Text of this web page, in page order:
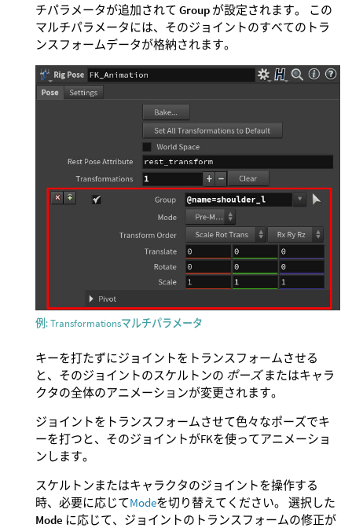
チパラメータが追加されて Group が設定されます。 この
マルチパラメータには、そのジョイントのすべてのトラ
ンスフォームデータが格納されます。
例: Transformationsマルチパラメータ
キーを打たずにジョイントをトランスフォームさせる
と、そのジョイントのスケルトンの ポーズまたはキャラ
クタの全体のアニメーションが変更されます。
ジョイントをトランスフォームさせて色々なポーズでキ
ーを打つと、そのジョイントがFKを使ってアニメーショ
ンします。
スケルトンまたはキャラクタのジョイントを操作する
時、必要に応じてModeを切り替えてください。 選択した
Mode に応じて、ジョイントのトランスフォームの修正が